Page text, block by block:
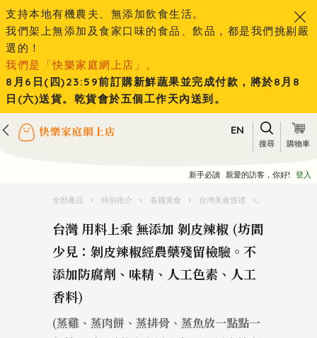
支持本地有機農夫、無添加飲食生活。
我們架上無添加及食家口味的食品、飲品，都是我們挑剔嚴
選的！
我們是「快樂家庭網上店」。
8月6日(四)23:59前訂購新鮮蔬果並完成付款，將於8月8
日(六)送貨。乾貨會於五個工作天內送到。
EN
搜尋 購物車
新手必讀 親愛的訪客，你好! 登入
全部產品 › 特別推介 › 各國美食 › 台灣美食巡禮 ›
台灣 用料上乘 無添加 剝皮辣椒 (坊間
少見：剝皮辣椒經農藥殘留檢驗。不
添加防腐劑、味精、人工色素、人工
香料)
(蒸雞、蒸肉餅、蒸排骨、蒸魚放一點點一